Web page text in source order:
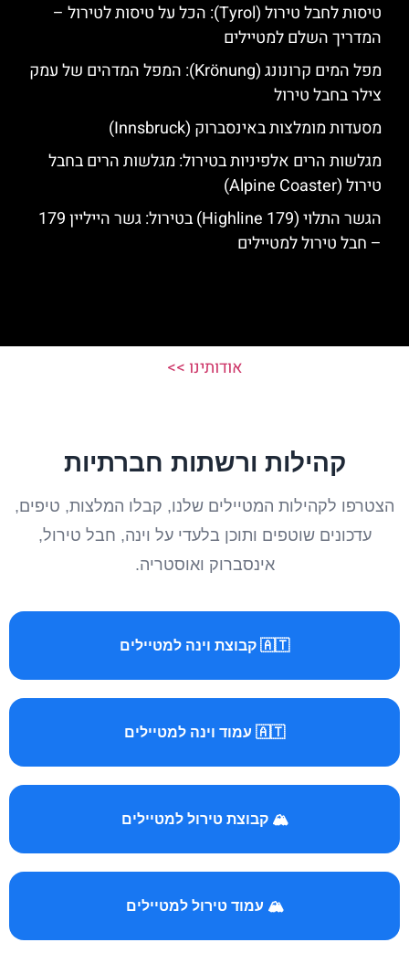
טיסות לחבל טירול (Tyrol): הכל על טיסות לטירול –
המדריך השלם למטיילים
מפל המים קרונונג (Krönung): המפל המדהים של עמק
צילר בחבל טירול
מסעדות מומלצות באינסברוק (Innsbruck)
מגלשות הרים אלפיניות בטירול: מגלשות הרים בחבל
טירול (Alpine Coaster)
הגשר התלוי (Highline 179) בטירול: גשר הייליין 179
– חבל טירול למטיילים
אודותינו >>
קהילות ורשתות חברתיות
הצטרפו לקהילות המטיילים שלנו, קבלו המלצות, טיפים,
עדכונים שוטפים ותוכן בלעדי על וינה, חבל טירול,
אינסברוק ואוסטריה.
🇦🇹 קבוצת וינה למטיילים
🇦🇹 עמוד וינה למטיילים
🏔️ קבוצת טירול למטיילים
🏔️ עמוד טירול למטיילים